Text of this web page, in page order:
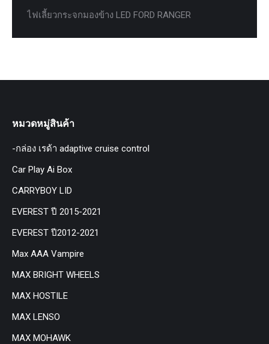
ไฟเลี้ยวกระจกมองข้าง LED FORD RANGER
หมวดหมู่สินค้า
-กล่อง เรด้า adaptive cruise control
Car Play Ai Box
CARRYBOY LID
EVEREST ปี 2015-2021
EVEREST ปี2012-2021
Max AAA Vampire
MAX BRIGHT WHEELS
MAX HOSTILE
MAX LENSO
MAX MOHAWK